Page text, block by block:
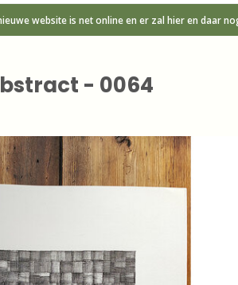
website is net online en er zal hier en daar
- 0064